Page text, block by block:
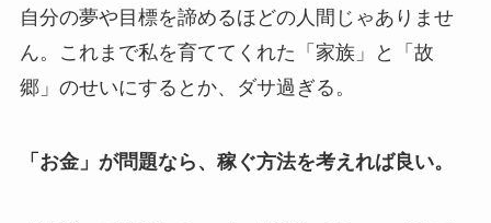
自分の夢や目標を諦めるほどの人間じゃありませ
ん。これまで私を育ててくれた「家族」と「故
郷」のせいにするとか、ダサ過ぎる。
「お金」が問題なら、稼ぐ方法を考えれば良い。